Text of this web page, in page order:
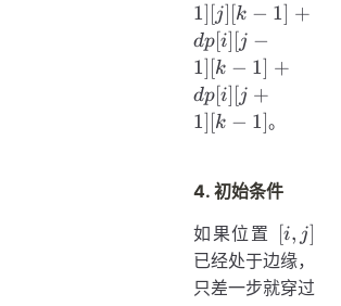
1] [j] [k − 1] +
dp[i] [j −
1] [k − 1] +
dp[i] [j +
1] [k − 1]。
4. 初始条件
如果位置 [i,
j]
[i, j]
已经处于边缘，
只差一步就穿过